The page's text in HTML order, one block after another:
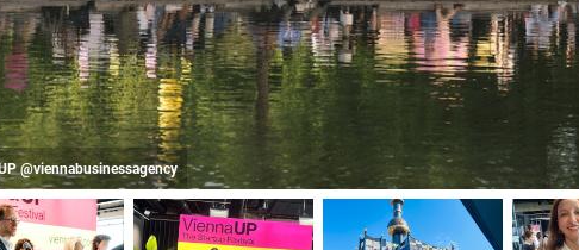
@viennabusinessagency